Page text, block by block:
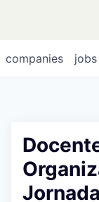
jobs
companies